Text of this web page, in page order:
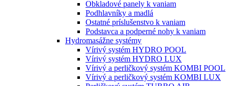
Obkladové panely k vaniam
Podhlavníky a madlá
Ostatné príslušenstvo k vaniam
Podstavca a podperné nohy k vaniam
Hydromasážne systémy
Vírivý systém HYDRO POOL
Vírivý systém HYDRO LUX
Vírivý a perličkový systém KOMBI POOL
Vírivý a perličkový systém KOMBI LUX